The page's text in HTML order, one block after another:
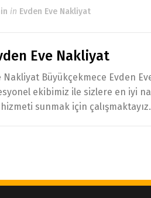
in Evden Eve Nakliyat
Eve Nakliyat
Nakliyat Büyükçekmece Evden
ekibimiz ile sizlere en iyi
sunmak için